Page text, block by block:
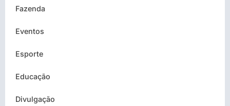
Fazenda
Eventos
Esporte
Educação
Divulgação